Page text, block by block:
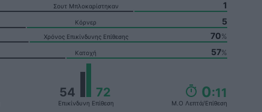
Σουτ Μπλοκαρίστηκαν
1
Κόρνερ
5
Χρόνος Επικίνδυνης Επίθεσης 70%
Κατοχή 57%
54 72 0:11
Επικίνδυνη Επίθεση Μ.ο Λεπτά/επίθεση